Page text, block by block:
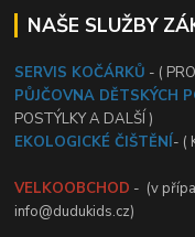
NAŠE SLUŽBY
SERVIS KOČÁRKŮ - (
PŮJČOVNA DĚTSKÝCH
POSTÝLKY A DALŠÍ )
EKOLOGICKÉ ČIŠTĚNÍ- (
VELKOOBCHOD - (v
info@dudukids.cz)